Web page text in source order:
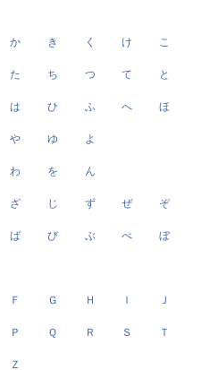
か き く け こ
た ち つ て と
は ひ ふ へ ほ
や ゆ よ
わ を ん
ざ じ ず ぜ ぞ
ば び ぶ べ ぼ
Ｆ Ｇ Ｈ Ｉ Ｊ
Ｐ Ｑ Ｒ Ｓ Ｔ
Ｚ